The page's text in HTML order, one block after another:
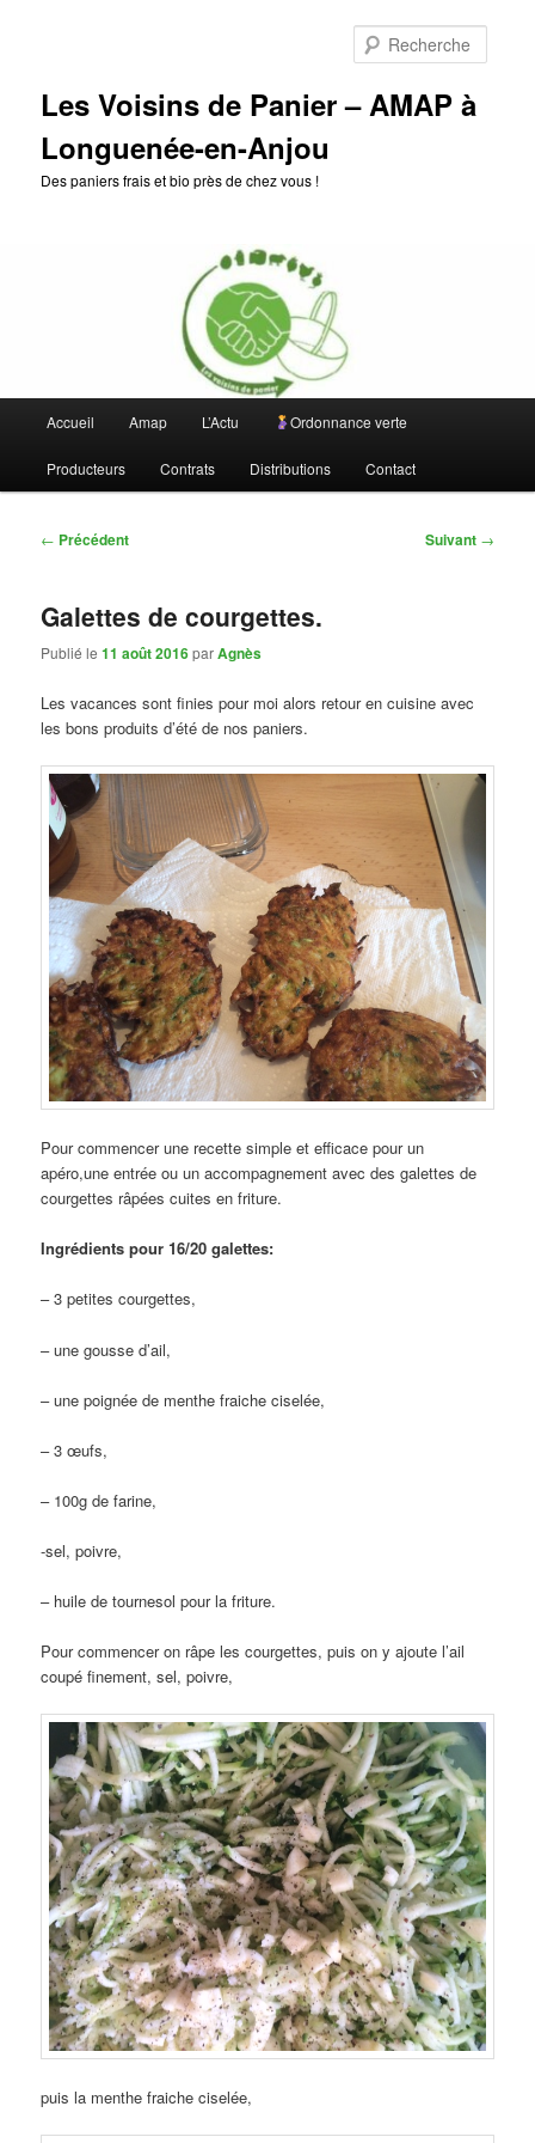
Les Voisins de Panier – AMAP à
Longuenée-en-Anjou
Des paniers frais et bio près de chez vous !
principal
Accueil Amap L’Actu Ordonnance verte
Producteurs Contrats Distributions Contact
Navigation
← Précédent Suivant →
Galettes de courgettes.
Publié le11 août 2016parAgnès
Les vacances sont finies pour moi alors retour en cuisine avec
les bons produits d’été de nos paniers.
Pour commencer une recette simple et efficace pour un
apéro,une entrée ou un accompagnement avec des galettes de
courgettes râpées cuites en friture.
Ingrédients pour 16/20 galettes:
– 3 petites courgettes,
– une gousse d’ail,
– une poignée de menthe fraiche ciselée,
– 3 œufs,
– 100g de farine,
-sel, poivre,
– huile de tournesol pour la friture.
Pour commencer on râpe les courgettes, puis on y ajoute l’ail
coupé finement, sel, poivre,
puis la menthe fraiche ciselée,